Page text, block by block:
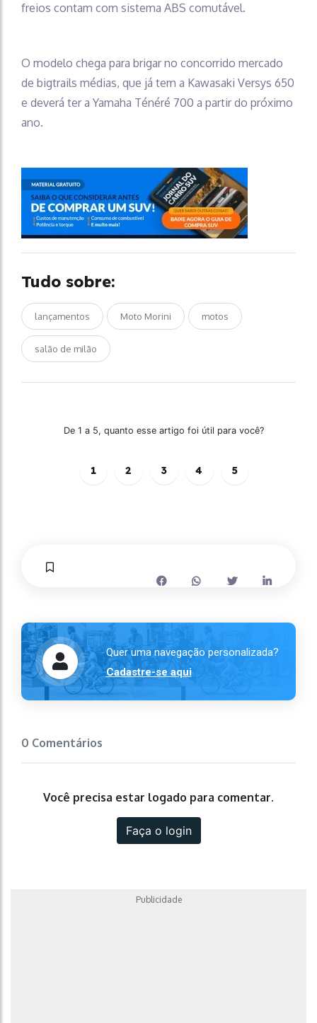
freios contam com sistema ABS comutável.
O modelo chega para brigar no concorrido mercado
de bigtrails médias, que já tem a Kawasaki Versys 650
e deverá ter a Yamaha Ténéré 700 a partir do próximo
ano.
Tudo sobre:
lançamentos Moto Morini motos
salão de milão
De 1 a 5, quanto esse artigo foi útil para você?
1 2 3 4 5
Quer uma navegação personalizada?
Cadastre-se aqui
0 Comentários
Você precisa estar logado para comentar.
Faça o login
Publicidade